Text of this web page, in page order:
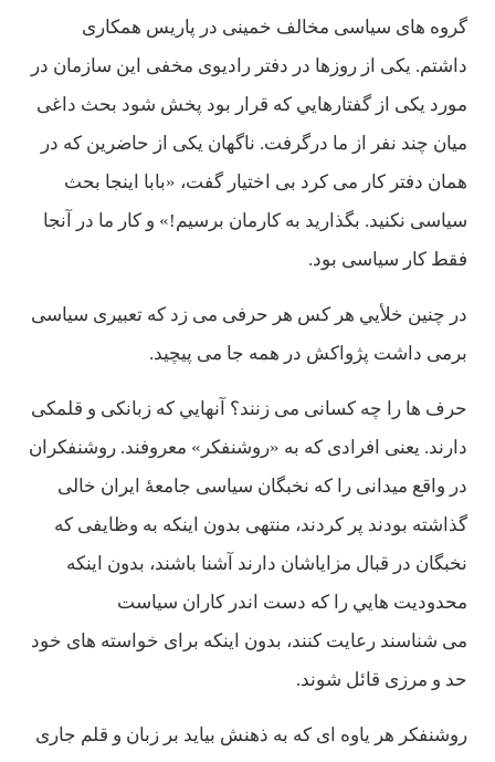
گروه های سياسی مخالف خمينی در پاريس همكاری
داشتم. يكی از روزها در دفتر راديوی مخفی اين سازمان در
مورد يكی از گفتارهايي كه قرار بود پخش شود بحث داغی
ميان چند نفر از ما درگرفت. ناگهان يكی از حاضرين كه در
همان دفتر كار می كرد بی اختيار گفت، «بابا اينجا بحث
سياسی نكنيد. بگذاريد به كارمان برسيم!» و كار ما در آنجا
فقط كار سياسی بود.
در چنين خلأيي هر كس هر حرفی می زد كه تعبيری سياسی
برمی داشت پژواكش در همه جا می پیچيد.
حرف ها را چه كسانی می زنند؟ آنهايي كه زبانكی و قلمكی
دارند. يعنی افرادی كه به «روشنفكر» معروفند. روشنفكران
در واقع ميدانی را كه نخبگان سياسی جامعۀ ايران خالی
گذاشته بودند پر كردند، منتهی بدون اينكه به وظايفی كه
نخبگان در قبال مزاياشان دارند آشنا باشند، بدون اينكه
محدوديت هايي را كه دست اندر كاران سياست
می شناسند رعايت كنند، بدون اينكه برای خواسته های خود
حد و مرزی قائل شوند.
روشنفكر هر ياوه ای كه به ذهنش بيايد بر زبان و قلم جاری